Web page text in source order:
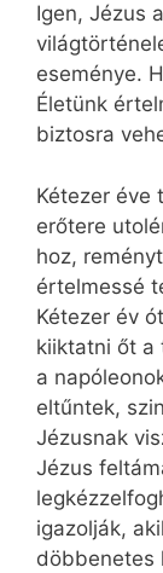
Igen, Jézus
eseménye.
Életünk
biztosra
Kétezer éve
erőtere
hoz,
értelmessé
Kétezer év
kiiktatni őt a
a
eltűntek,
Jézusnak
Jézus
igazolják,
döbbenetes